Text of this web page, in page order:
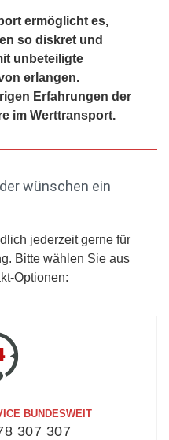
ermöglicht es,
so diskret und
unbeteiligte
erlangen.
Erfahrungen der
im Werttransport.
wünschen ein
jederzeit gerne für
Bitte wählen Sie aus
Optionen:
BUNDESWEIT
307 307